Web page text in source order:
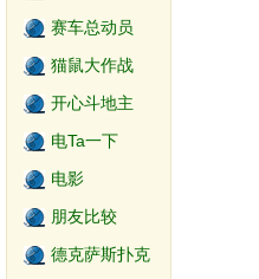
赛车总动员
猫鼠大作战
开心斗地主
电Ta一下
电影
朋友比较
德克萨斯扑克